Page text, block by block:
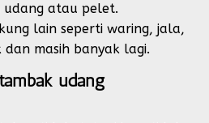
udang atau pelet.
lain seperti waring, jala,
masih banyak lagi.
udang